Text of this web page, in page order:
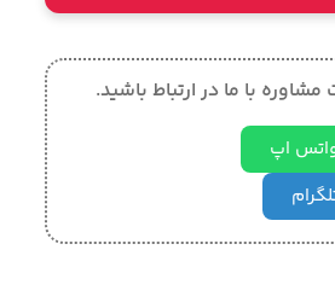
مشاوره با ما در ارتباط باشید.
واتس اپ